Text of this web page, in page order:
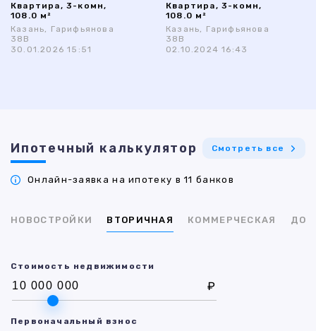
Квартира, 3-комн,
108.0 м²
Казань, Гарифьянова
38В
30.01.2026 15:51
Квартира, 3-комн,
108.0 м²
Казань, Гарифьянова
38В
02.10.2024 16:43
Ипотечный калькулятор Смотреть все
Онлайн-заявка на ипотеку в 11 банков
НОВОСТРОЙКИ ВТОРИЧНАЯ КОММЕРЧЕСКАЯ ДОМ
Стоимость недвижимости
₽
Первоначальный взнос